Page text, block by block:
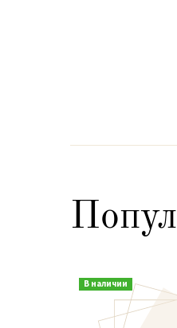
В наличии